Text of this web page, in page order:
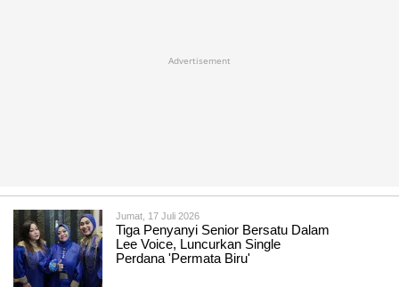
Advertisement
Jumat, 17 Juli 2026
Tiga Penyanyi Senior Bersatu Dalam
Lee Voice, Luncurkan Single
Perdana 'Permata Biru'